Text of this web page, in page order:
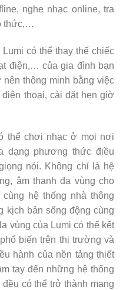
nghe nhạc online, tra
thức,…
Lumi có thể thay thế chiếc
điện,… của gia đình bạn
thông minh bằng việc
thoại, cài đặt hẹn giờ
thể chơi nhạc ở mọi nơi
dạng phương thức điều
nói. Không chỉ là hệ
âm thanh đa vùng cho
hệ thống nhà thông
kịch bản sống động cùng
vùng của Lumi có thể kết
biến trên thị trường và
hành của nền tảng thiết
tay đến những hệ thống
đều có thể trở thành mạng